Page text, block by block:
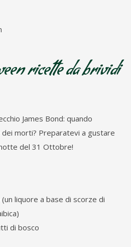
ricette da brividi
James Bond: quando
morti? Preparatevi a gustare
del 31 Ottobre!
liquore a base di scorze di
di bosco